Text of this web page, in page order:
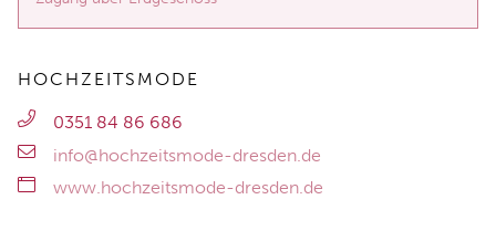
HOCHZEITSMODE
0351 84 86 686
info@hochzeitsmode-dresden.de
www.hochzeitsmode-dresden.de